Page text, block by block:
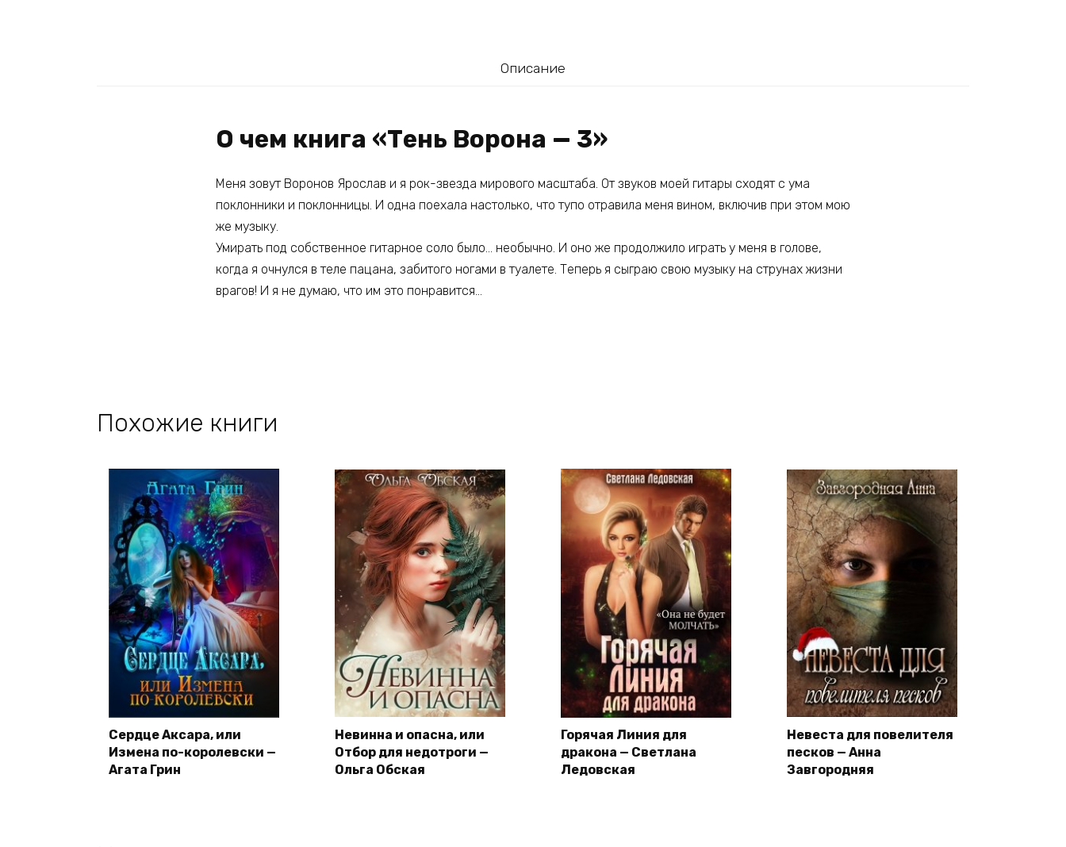
Описание
О чем книга «Тень Ворона — 3»
Меня зовут Воронов Ярослав и я рок-звезда мирового масштаба. От звуков моей гитары сходят с ума
поклонники и поклонницы. И одна поехала настолько, что тупо отравила меня вином, включив при этом мою
же музыку.
Умирать под собственное гитарное соло было… необычно. И оно же продолжило играть у меня в голове,
когда я очнулся в теле пацана, забитого ногами в туалете. Теперь я сыграю свою музыку на струнах жизни
врагов! И я не думаю, что им это понравится…
Похожие книги
Сердце Аксара, или
Измена по-королевски —
Агата Грин
Невинна и опасна, или
Отбор для недотроги —
Ольга Обская
Горячая Линия для
дракона — Светлана
Ледовская
Невеста для повелителя
песков — Анна
Завгородняя